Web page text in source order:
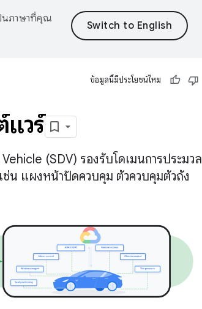
นภาษาที่คุณ
ข้อมูลนี้มีประโยชน์ไหม
วร์
(SDV) รองรับโดเมนการประมวล
น แผงหน้าปัดควบคุม ตัวควบคุมตัวถัง